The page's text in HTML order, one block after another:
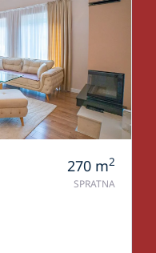
270 m2
SPRATNA